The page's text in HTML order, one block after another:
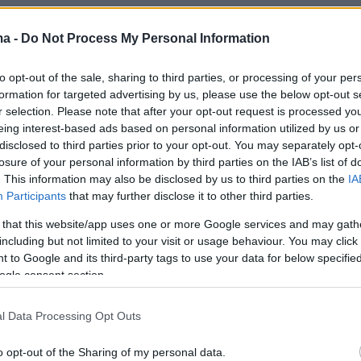
- Do Not Process My Personal Information
opt-out of the sale, sharing to third parties, or processing of your
for targeted advertising by us, please use the below opt-out
selection. Please note that after your opt-out request is processed
interest-based ads based on personal information utilized by us
to third parties prior to your opt-out. You may separately
of your personal information by third parties on the IAB’s list of
This information may also be disclosed by us to third parties on the
Participants that may further disclose it to other third parties.
that this website/app uses one or more Google services and may
but not limited to your visit or usage behaviour. You may
to Google and its third-party tags to use your data for below
consent section.
Data Processing Opt Outs
opt-out of the Sharing of my personal data.
προστέθηκαν στις Μπάγερν, Ρεάλ, Σίτι,
και οιΜπαρτσελόνα, Ατλέτικο
οπότε απομένουν άλλα 7 εισιτήρια
τα οποία θα κριθούν είστε στα αυριανά ματς
όμιλος) είτε στην τελευταία αγωνιστική σε 2
Μαδρίτης 1-3